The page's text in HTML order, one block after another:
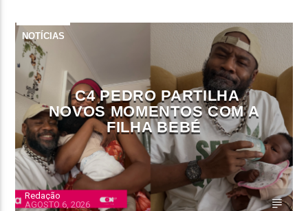
NOTÍCIAS
C4 PEDRO PARTILHA
NOVOS MOMENTOS COM A
FILHA BEBÉ
Redação
AGOSTO 6, 2026